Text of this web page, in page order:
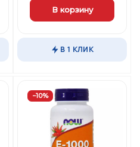
В корзину
В 1 КЛИК
−10%
Добавить
Вишлист